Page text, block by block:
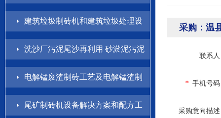
建筑垃圾制砖机和建筑垃圾处理设
备解决方案
洗沙厂污泥尾沙再利用 砂淤泥污泥
制砖方案
电解锰废渣制砖工艺及电解锰渣制
砖机设备介绍
尾矿制砖机设备解决方案和配方工
采购：温
联系
* 手机号
采购意向描